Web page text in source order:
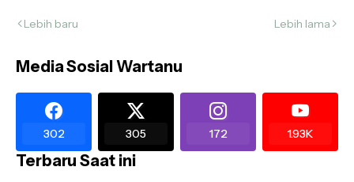
Lebih baru Lebih lama
Media Sosial Wartanu
302 305 172 1.93K
Terbaru Saat ini